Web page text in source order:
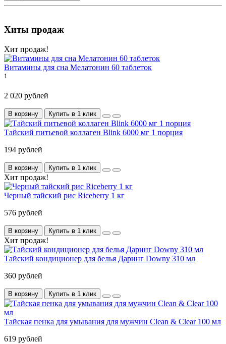
Хиты продаж
Хит продаж!
Витамины для сна Мелатонин 60 таблеток
1
2 020 рублей
В корзину Купить в 1 клик
Тайский питьевой коллаген Blink 6000 мг 1 порция
194 рублей
В корзину Купить в 1 клик
Хит продаж!
Черный тайский рис Riceberry 1 кг
576 рублей
В корзину Купить в 1 клик
Хит продаж!
Тайский кондиционер для белья Даринг Downy 310 мл
360 рублей
В корзину Купить в 1 клик
Тайская пенка для умывания для мужчин Clean & Clear 100 мл
619 рублей